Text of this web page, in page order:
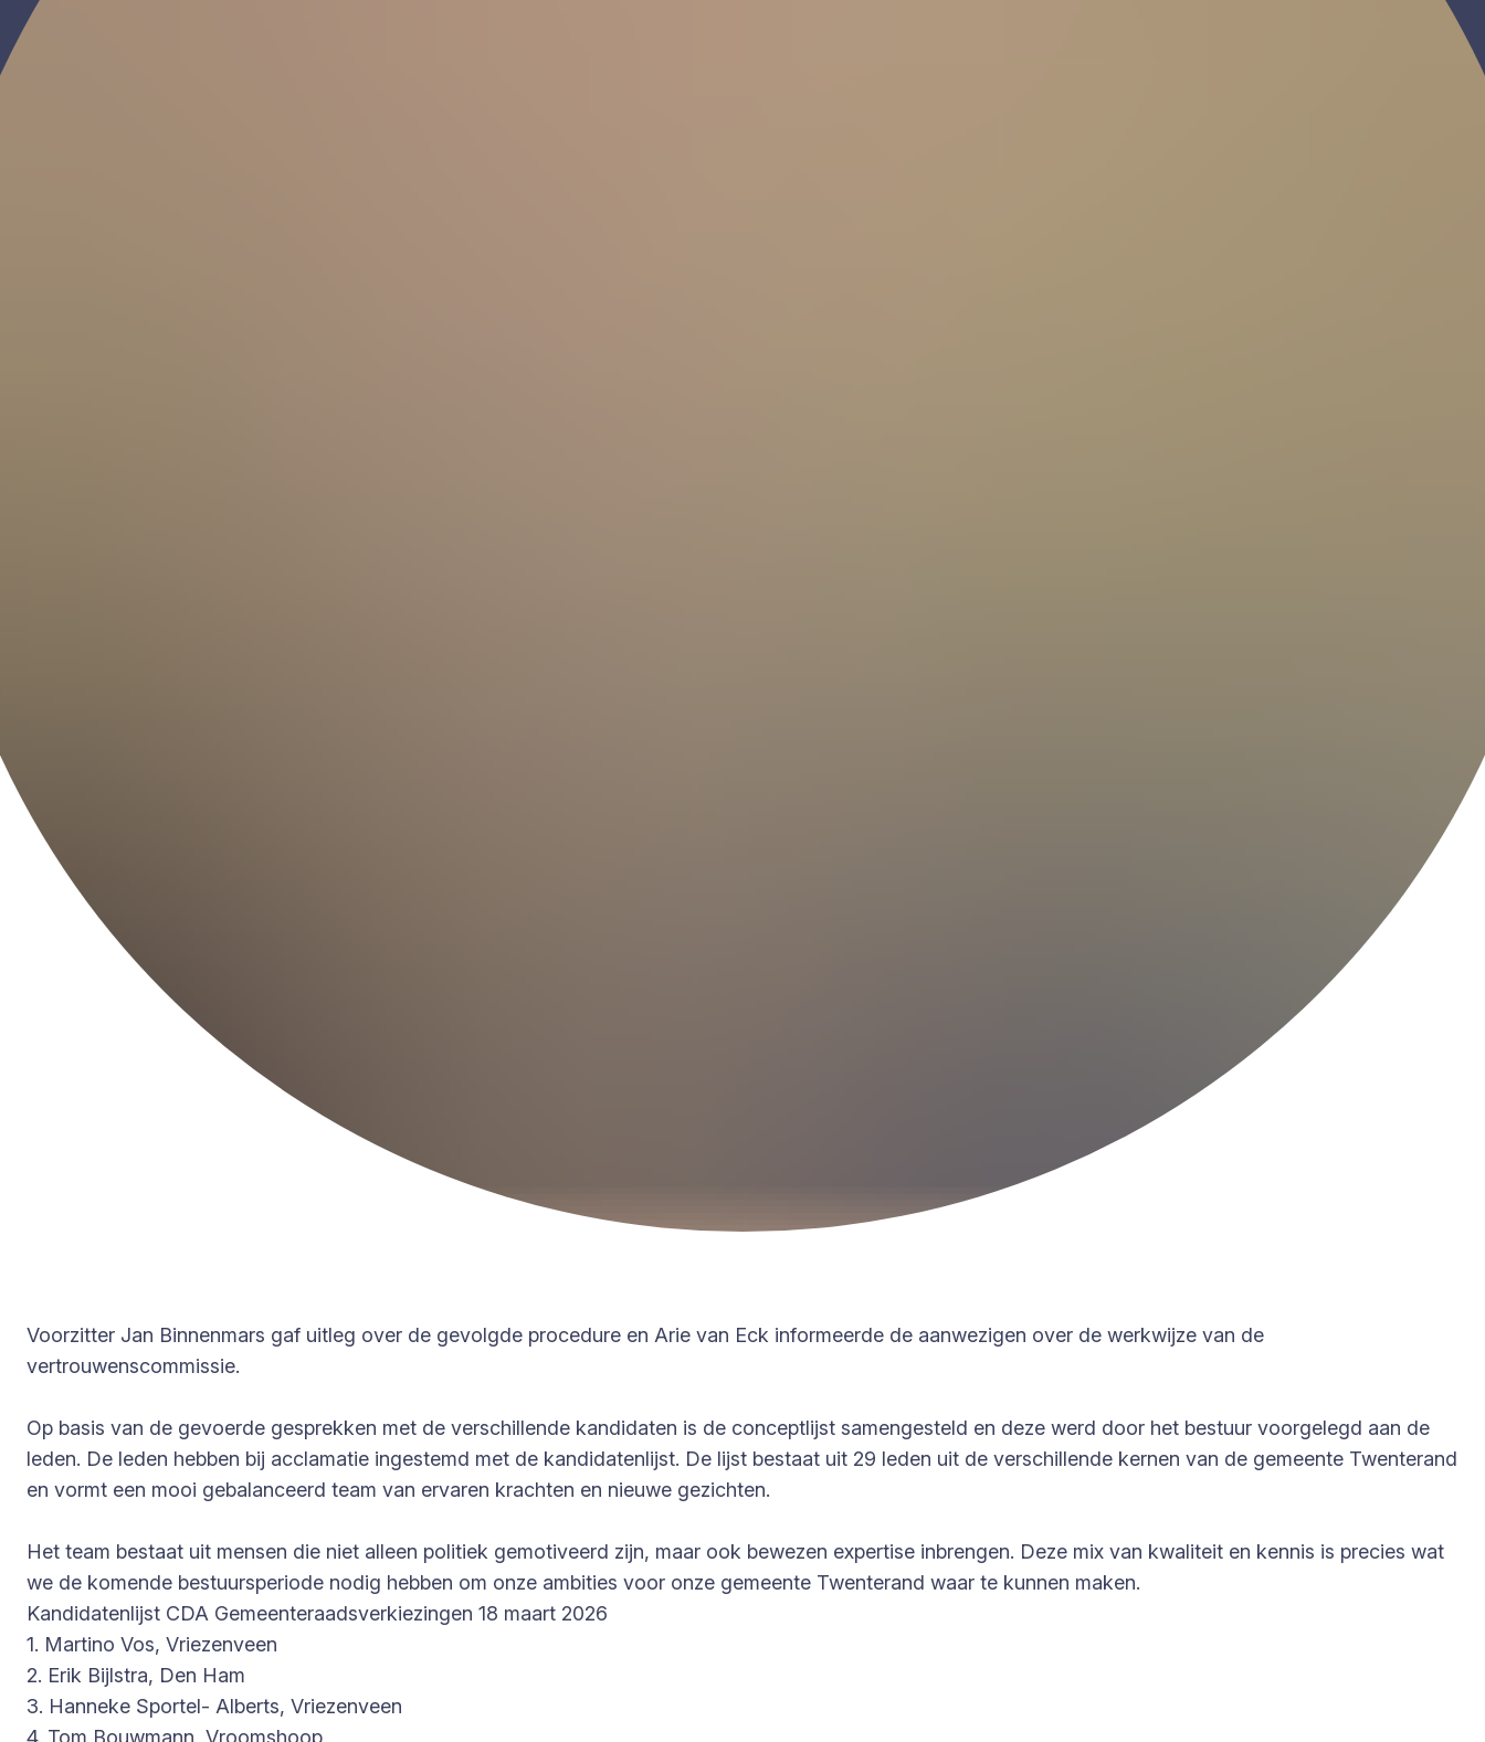
Voorzitter Jan Binnenmars gaf uitleg over de gevolgde procedure en Arie van Eck informeerde de aanwezigen over de werkwijze van de
vertrouwenscommissie.
Op basis van de gevoerde gesprekken met de verschillende kandidaten is de conceptlijst samengesteld en deze werd door het bestuur voorgelegd aan de
leden. De leden hebben bij acclamatie ingestemd met de kandidatenlijst. De lijst bestaat uit 29 leden uit de verschillende kernen van de gemeente Twenterand
en vormt een mooi gebalanceerd team van ervaren krachten en nieuwe gezichten.
Het team bestaat uit mensen die niet alleen politiek gemotiveerd zijn, maar ook bewezen expertise inbrengen. Deze mix van kwaliteit en kennis is precies wat
we de komende bestuursperiode nodig hebben om onze ambities voor onze gemeente Twenterand waar te kunnen maken.
Kandidatenlijst CDA Gemeenteraadsverkiezingen 18 maart 2026
1. Martino Vos, Vriezenveen
2. Erik Bijlstra, Den Ham
3. Hanneke Sportel- Alberts, Vriezenveen